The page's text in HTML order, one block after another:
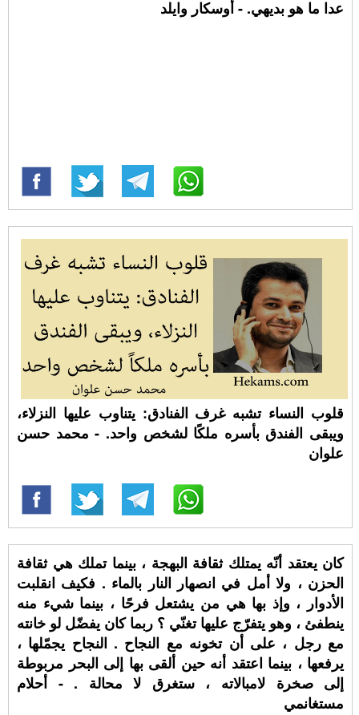
عدا ما هو بديهي. - أوسكار وايلد
قلوب النساء تشبه غرف الفنادق: يتناوب عليها النزلاء،
ويبقى الفندق بأسره ملكًا لشخص واحد. - محمد حسن
علوان
كان يعتقد أنّه يمتلك ثقافة البهجة ، بينما تملك هي ثقافة
الحزن ، ولا أمل في انصهار النار بالماء . فكيف انقلبت
الأدوار ، وإذ بها هي من يشتعل فرحًا ، بينما شيء منه
ينطفئ ، وهو يتفرّج عليها تغنّي ؟ ربما كان يفضّل لو خانته
مع رجل ، على أن تخونه مع النجاح . النجاح يجمّلها ،
يرفعها ، بينما اعتقد أنه حين ألقى بها إلى البحر مربوطة
إلى صخرة لامبالاته ، ستغرق لا محالة . - أحلام
مستغانمي